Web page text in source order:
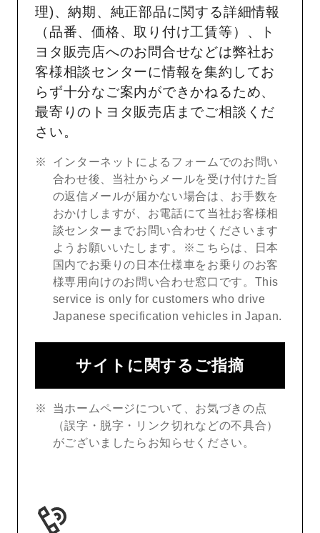
理)、納期、純正部品に関する詳細情報
（品番、価格、取り付け工賃等）、ト
ヨタ販売店へのお問合せなどは弊社お
客様相談センターに情報を集約してお
らず十分なご案内ができかねるため、
最寄りのトヨタ販売店までご相談くだ
さい。
インターネットによるフォームでのお問い
合わせ後、当社からメールを受け付けた旨
の返信メールが届かない場合は、お手数を
おかけしますが、お電話にて当社お客様相
談センターまでお問い合わせくださいます
ようお願いいたします。※こちらは、日本
国内でお乗りの日本仕様車をお乗りのお客
様専用向けのお問い合わせ窓口です。This
service is only for customers who drive
Japanese specification vehicles in Japan.
サイトに関するご指摘
当ホームページについて、お気づきの点
（誤字・脱字・リンク切れなどの不具合）
がございましたらお知らせください。